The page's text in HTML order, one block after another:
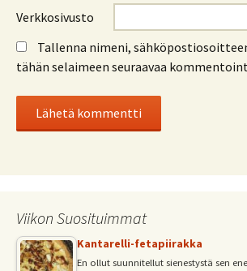
Verkkosivusto
Tallenna nimeni,
tähän selaimeen seuraavaa
Viikon Suosituimmat
Kantarelli-fetapiirakka
En ollut suunnitellut sienestystä sen